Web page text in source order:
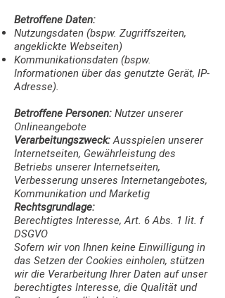
Betroffene Daten:
Nutzungsdaten (bspw. Zugriffszeiten,
angeklickte Webseiten)
Kommunikationsdaten (bspw.
Informationen über das genutzte Gerät, IP-
Adresse).
Betroffene Personen: Nutzer unserer
Onlineangebote
Verarbeitungszweck:Ausspielen unserer
Internetseiten, Gewährleistung des
Betriebs unserer Internetseiten,
Verbesserung unseres Internetangebotes,
Kommunikation und Marketig
Rechtsgrundlage:
Berechtigtes Interesse, Art. 6 Abs. 1 lit. f
DSGVO
Sofern wir von Ihnen keine Einwilligung in
das Setzen der Cookies einholen, stützen
wir die Verarbeitung Ihrer Daten auf unser
berechtigtes Interesse, die Qualität und